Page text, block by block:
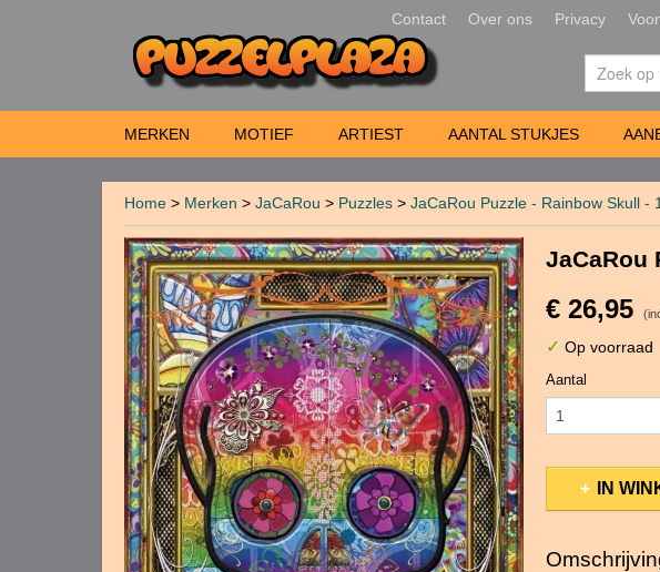
Contact Over ons Privacy
MERKEN MOTIEF ARTIEST AANTAL STUKJES
Home > Merken > JaCaRou > Puzzles > JaCaRou Puzzle - Rainbow Skull -
JaCaRou
€ 26,95
✓ Op voorraad
Aantal
IN